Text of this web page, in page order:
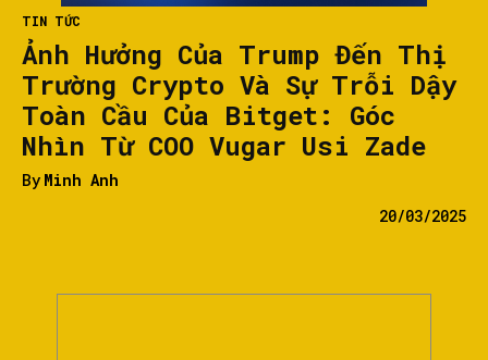
TIN TỨC
Ảnh Hưởng Của Trump Đến Thị
Trường Crypto Và Sự Trỗi Dậy
Toàn Cầu Của Bitget: Góc
Nhìn Từ COO Vugar Usi Zade
By Minh Anh
20/03/2025